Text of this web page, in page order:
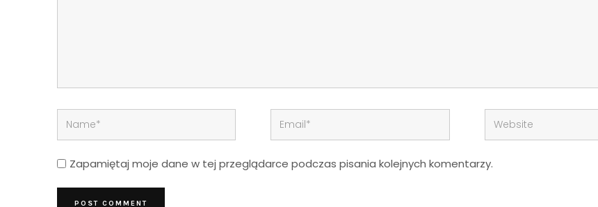
Zapamiętaj moje dane w tej przeglądarce podczas pisania kolejnych komentarzy.